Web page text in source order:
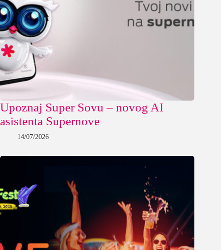
Upoznaj Super Sovu – novog AI
asistenta Supernove
14/07/2026